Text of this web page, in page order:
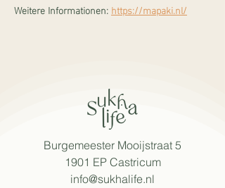
Weitere Informationen: https://mapaki.nl/
Burgemeester Mooijstraat 5
1901 EP Castricum
info@sukhalife.nl